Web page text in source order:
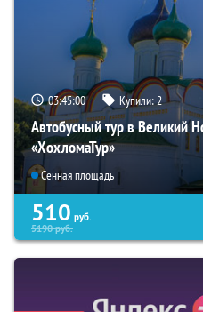
03:44:59 Купили:2
Автобусный тур в Великий
«ХохломаТур»
Сенная площадь
510 руб.
5190руб.